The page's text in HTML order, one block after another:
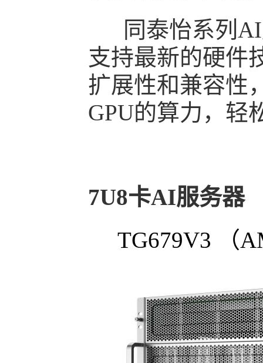
同泰怡系列AI
支持最新的硬件
扩展性和兼容性
GPU的算力，轻
7U8卡AI服务器
TG679V3 （